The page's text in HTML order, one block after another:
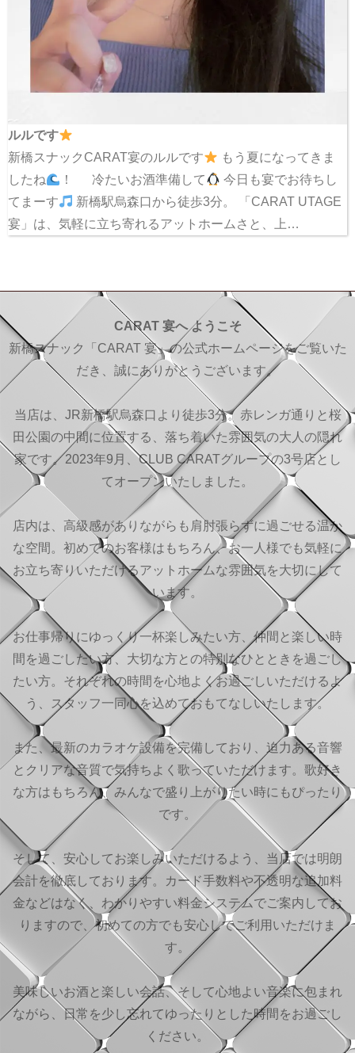
ルルです
新橋スナックCARAT宴のルルです
もう夏になってきま
したね
！ 冷たいお酒準備して
今日も宴でお待ちし
てまーす
新橋駅烏森口から徒歩3分。 「CARAT UTAGE
宴」は、気軽に立ち寄れるアットホームさと、上…
CARAT 宴へ ようこそ
新橋スナック「CARAT 宴」の公式ホームページをご覧いた
だき、誠にありがとうございます。
当店は、JR新橋駅烏森口より徒歩3分。赤レンガ通りと桜
田公園の中間に位置する、落ち着いた雰囲気の大人の隠れ
家です。2023年9月、CLUB CARATグループの3号店とし
てオープンいたしました。
店内は、高級感がありながらも肩肘張らずに過ごせる温か
な空間。初めてのお客様はもちろん、お一人様でも気軽に
お立ち寄りいただけるアットホームな雰囲気を大切にして
います。
お仕事帰りにゆっくり一杯楽しみたい方、仲間と楽しい時
間を過ごしたい方、大切な方との特別なひとときを過ごし
たい方。それぞれの時間を心地よくお過ごしいただけるよ
う、スタッフ一同心を込めておもてなしいたします。
また、最新のカラオケ設備を完備しており、迫力ある音響
とクリアな音質で気持ちよく歌っていただけます。歌好き
な方はもちろん、みんなで盛り上がりたい時にもぴったり
です。
そして、安心してお楽しみいただけるよう、当店では明朗
会計を徹底しております。カード手数料や不透明な追加料
金などはなく、わかりやすい料金システムでご案内してお
りますので、初めての方でも安心してご利用いただけま
す。
美味しいお酒と楽しい会話、そして心地よい音楽に包まれ
ながら、日常を少し忘れてゆったりとした時間をお過ごし
ください。